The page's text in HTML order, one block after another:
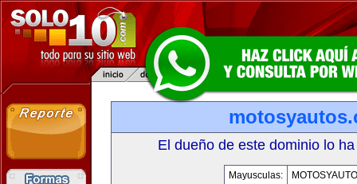
El dueño de este dominio lo
Mayusculas: